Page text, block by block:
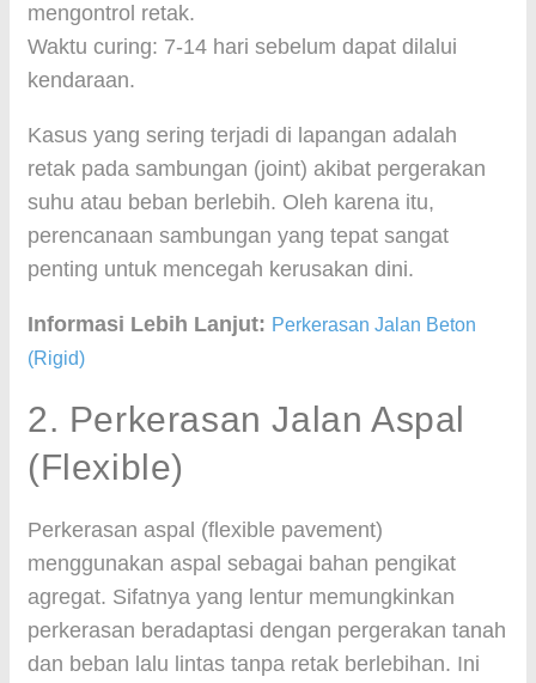
mengontrol retak.
Waktu curing: 7-14 hari sebelum dapat dilalui
kendaraan.
Kasus yang sering terjadi di lapangan adalah
retak pada sambungan (joint) akibat pergerakan
suhu atau beban berlebih. Oleh karena itu,
perencanaan sambungan yang tepat sangat
penting untuk mencegah kerusakan dini.
Informasi Lebih Lanjut: Perkerasan Jalan Beton
(Rigid)
2. Perkerasan Jalan Aspal
(Flexible)
Perkerasan aspal (flexible pavement)
menggunakan aspal sebagai bahan pengikat
agregat. Sifatnya yang lentur memungkinkan
perkerasan beradaptasi dengan pergerakan tanah
dan beban lalu lintas tanpa retak berlebihan. Ini